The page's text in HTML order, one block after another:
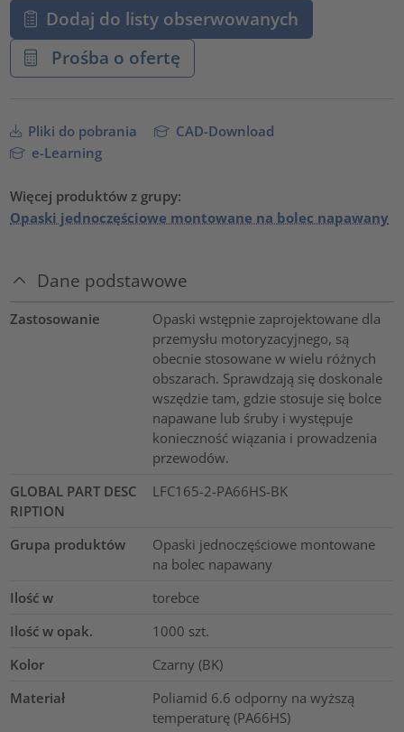
Dodaj do listy obserwowanych
Prośba o ofertę
Pliki do pobrania
CAD-Download
e-Learning
Więcej produktów z grupy:
Opaski jednoczęściowe montowane na bolec napawany
Dane podstawowe
Zastosowanie
Opaski wstępnie zaprojektowane dla
przemysłu motoryzacyjnego, są
obecnie stosowane w wielu różnych
obszarach. Sprawdzają się doskonale
wszędzie tam, gdzie stosuje się bolce
napawane lub śruby i występuje
konieczność wiązania i prowadzenia
przewodów.
GLOBAL PART DESC
RIPTION
LFC165-2-PA66HS-BK
Grupa produktów
Opaski jednoczęściowe montowane
na bolec napawany
Ilość w
torebce
Ilość w opak.
1000 szt.
Kolor
Czarny (BK)
Materiał
Poliamid 6.6 odporny na wyższą
temperaturę (PA66HS)